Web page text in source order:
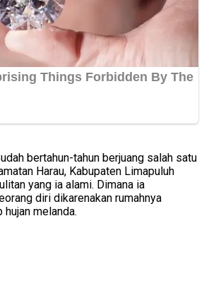
bertahun-tahun berjuang salah satu
Harau, Kabupaten Limapuluh
yang ia alami. Dimana ia
diri dikarenakan rumahnya
melanda.